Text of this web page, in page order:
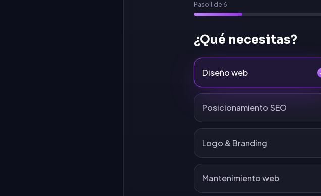
Paso 1 de 6
¿Qué necesitas?
Diseño web
Posicionamiento SEO
Logo & Branding
Mantenimiento web